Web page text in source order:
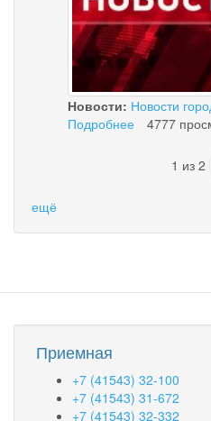
Новости: Новости
Подробнее
4777
1 из 2
ещё
Приемная
+7 (41543) 32-100
+7 (41543) 31-672
+7 (41543) 32-332